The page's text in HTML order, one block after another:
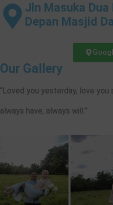
Jln Masuka Dua
Depan Masjid
Our Gallery
“Loved you yesterday, love you
always have, always will.”